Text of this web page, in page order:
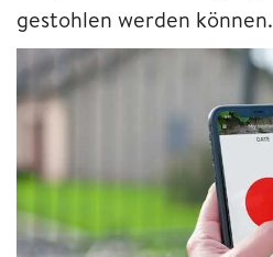
gestohlen werden können.